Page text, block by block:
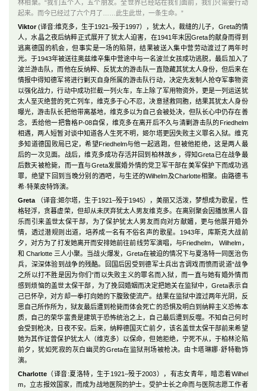
林相聚。“我们五个人，五个朋友。全世界已经站在我们面前，我们只需要行动
起来。而今已经过了六个月了……此生此世，一条生命。 ”
Viktor(译音:维克多，生于1921–殁于1997），犹太人，裁缝的儿子，Greta的情
人，水晶之夜后纳粹正式展开了犹太人迫害，在1941年末因Greta的献身而得到
逃离德国的机会，但事实是一场的陷阱，结果被送入集中营劳动渡过了两年时
光。于1943年被送往奥兹维辛集中营途中与一名波兰女孩成功逃脱，最后加入了
波兰游击队，而他在反纳粹、反犹太的游击队一直隐藏其犹太人身份，但后来在
情报中得知德军将进行剿灭自身所属的游击队行动，决定先发制人抢夺军事物资
以强化战力，行动中成功拦截一列火车，车上除了军用物资外，更是一列运送犹
太人至灭绝营的死亡列车，维克多于心不忍，决意拯救同胞，结果其犹太人身份
曝光，游击队长把他带离基地，维克多以为自己会被处决，但队长心中仍存在善
念，丢给他一把鲁格P-08自保，维克多在离开后不久与清剿游击队的Friedhelm
相遇，两人短暂对谈中知道各人生死不明，姬尔塔更因失败主义罪名入狱。维克
多知道德国败局已定，希望Friedhelm与他一起逃跑，但被他拒绝，这是两人最
后的一次见面。战后，维克多成功存活并回到柏林故乡，得知Greta已在战争最
后数天被枪毙，而一直与Greta发展婚外情的党卫军干部在美军保护下而成功逃
罪，绝望下回到当晚分别的酒吧，与生还的Wilhelm及Charlotte相聚。由路德韦
希·特莱皮特饰演。
Greta （译音:姬尔塔，生于1921–殁于1945），美丽又活泼，梦想成为歌星，性
格轻浮，贪暮虚荣，但却从未厌弃犹太人男友维克多。在离别聚会因播放黑人音
乐而引来盖世太保干部，为了保护犹太人男友而向对方献媚，更与他展开婚外
情，透过潜规则出道，培养成一名有不俗名声的歌星。1943年，库斯克大战前
夕，对方为了打发她离开而安排她前往前线劳军演唱，与Friedhelm， Wilhelm，
和 Charlotte 三人小聚。当战火爆发，Greta在被迫的情况下与夏洛特一同医治伤
兵，深深体验到战争的残酷。回国后因受到德军士兵出言调戏而愤而说道“战争
之所以打不胜是因为你们”而以失败主义的罪名而入狱，而一直与她有婚外情而
感到烦恼的盖世太保干部，为了挽回婚姻而决定把她关在监狱中，Greta表示自
己已怀孕，对方却一拳打向她的下腹致使流产。结果在监狱中渡过两年光阴，反
思自己所作所为，狱友最后遭到枪毙而体会死亡的恐惧及明白到纳粹主义恐怖本
质，自己的荣华富贵是建筑于恐怖统治之上，自己最后遭到反噬。不知自己何时
会受到枪决，日夜不安。后来，纳粹德国灭亡前夕，该名盖世太保干部前来希望
她为其作证曾保护犹太人（维克多）以保命，但她拒绝，宁死不从，于柏林沦陷
前夕，犹如死寂的灰白幽灵的Greta在监狱刑场被枪决。由卡塔琳娜·舒特勒饰
演。
Charlotte （译音:夏洛特，生于1921–殁于2003），有志女青年，暗恋着Wilhel
m，立志报效国家，而成为战地医院的护士。受护士长之命而与医院志愿工作者